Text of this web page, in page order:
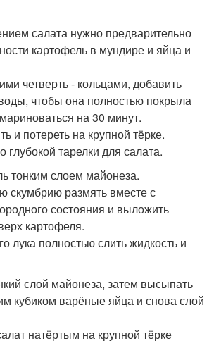
салата нужно предварительно
картофель в мундире и яйца и
четверть - кольцами, добавить
чтобы она полностью покрыла
на 30 минут.
и потереть на крупной тёрке.
глубокой тарелки для салата.
тонким слоем майонеза.
скумбрию размять вместе с
состояния и выложить
картофеля.
лука полностью слить жидкость и
слой майонеза, затем высыпать
кубиком варёные яйца и снова слой
натёртым на крупной тёрке